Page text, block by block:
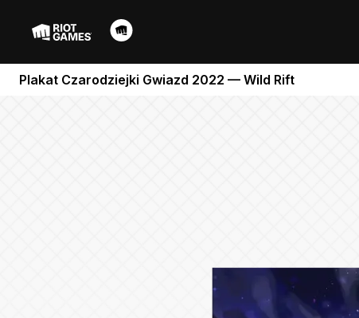
Plakat Czarodziejki Gwiazd 2022 — Wild Rift